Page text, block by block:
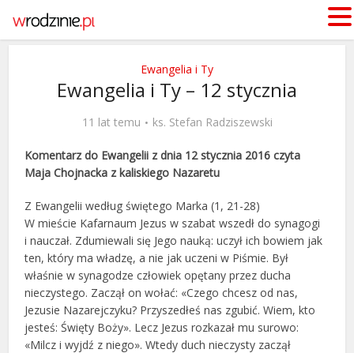
Ewangelia i Ty
Ewangelia i Ty – 12 stycznia
11 lat temu ks. Stefan Radziszewski
Komentarz do Ewangelii z dnia 12 stycznia 2016 czyta
Maja Chojnacka z kaliskiego Nazaretu
Z Ewangelii według świętego Marka (1, 21-28)
W mieście Kafarnaum Jezus w szabat wszedł do synagogi
i nauczał. Zdumiewali się Jego nauką: uczył ich bowiem jak
ten, który ma władzę, a nie jak uczeni w Piśmie. Był
właśnie w synagodze człowiek opętany przez ducha
nieczystego. Zaczął on wołać: «Czego chcesz od nas,
Jezusie Nazarejczyku? Przyszedłeś nas zgubić. Wiem, kto
jesteś: Święty Boży». Lecz Jezus rozkazał mu surowo:
«Milcz i wyjdź z niego». Wtedy duch nieczysty zaczął